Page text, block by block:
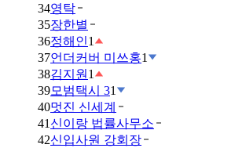
34영탁
35장한별
36정해인1
37언더커버 미쓰홍1
38김지원 1
39모범택시 31
40멋진 신세계
41 신이랑 법률사무소
42신입사원 강회장